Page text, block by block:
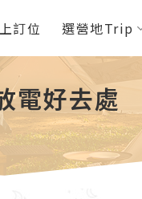
訂位 選營地Trip
電好去處